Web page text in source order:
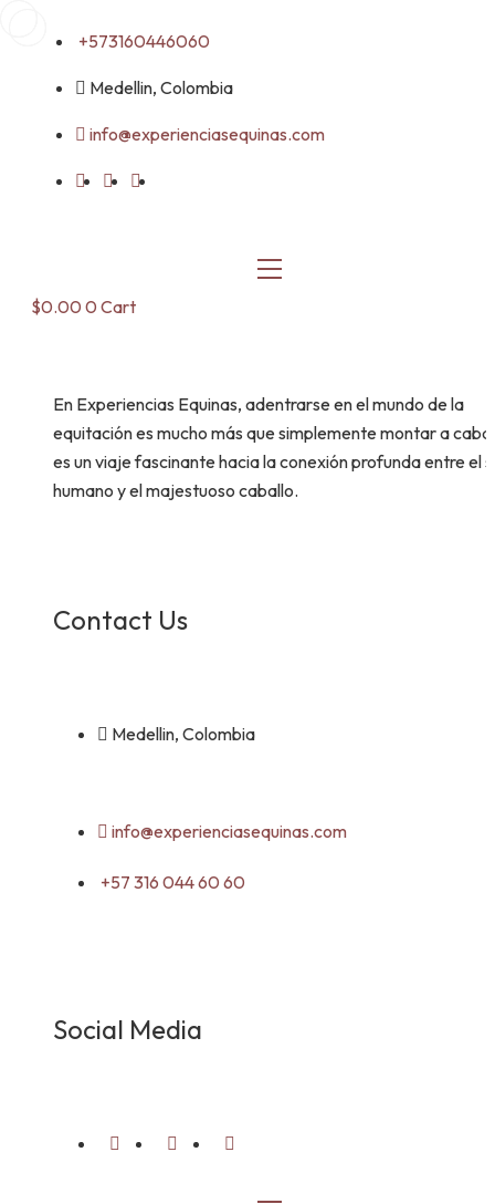
+573160446060
Medellin, Colombia
info@experienciasequinas.com
$0.00 0 Cart
En Experiencias Equinas, adentrarse en el mundo de la
equitación es mucho más que simplemente montar a
es un viaje fascinante hacia la conexión profunda entre el
humano y el majestuoso caballo.
Contact Us
Medellin, Colombia
info@experienciasequinas.com
+57 316 044 60 60
Social Media